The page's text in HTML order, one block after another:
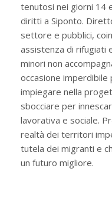
tenutosi nei giorni 14
diritti a Siponto.
settore e pubblici,
assistenza di rifugiati
minori non
occasione
impiegare nella
sbocciare per
lavorativa e sociale.
realtà dei territori
tutela dei migranti e
un futuro migliore.